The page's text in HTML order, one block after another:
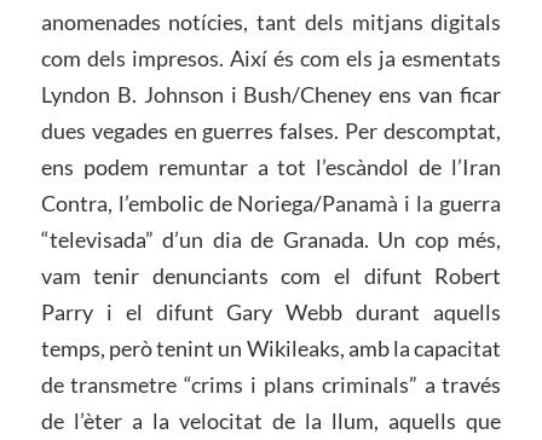
anomenades notícies, tant dels mitjans digitals
com dels impresos. Així és com els ja esmentats
Lyndon B. Johnson i Bush/Cheney ens van ficar
dues vegades en guerres falses. Per descomptat,
ens podem remuntar a tot l’escàndol de l’Iran
Contra, l’embolic de Noriega/Panamà i la guerra
“televisada” d’un dia de Granada. Un cop més,
vam tenir denunciants com el difunt Robert
Parry i el difunt Gary Webb durant aquells
temps, però tenint un Wikileaks, amb la capacitat
de transmetre “crims i plans criminals” a través
de l’èter a la velocitat de la llum, aquells que